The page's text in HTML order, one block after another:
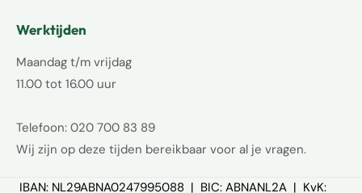
Werktijden
Maandag t/m vrijdag
11.00 tot 16.00 uur
Telefoon: 020 700 83 89
Wij zijn op deze tijden bereikbaar voor al je vragen.
IBAN: NL29ABNA0247995088 | BIC: ABNANL2A | KvK: